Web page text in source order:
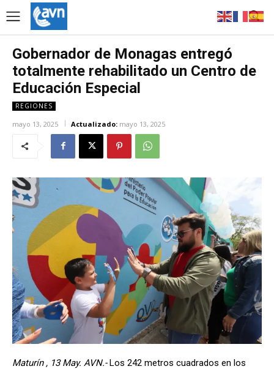
Gobernador de Monagas entregó
totalmente rehabilitado un Centro de
Educación Especial
REGIONES
mayo 13, 2025 Actualizado: mayo 13, 2025
Maturín , 13 May. AVN.-Los 242 metros cuadrados en los